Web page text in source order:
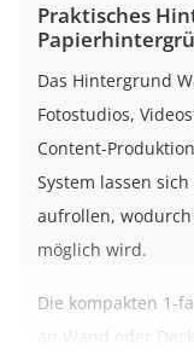
Praktisches
Das Hintergrund
Fotostudios,
Content-
System lassen
aufrollen,
möglich wird.
Die kompakten 1-
an Wand oder